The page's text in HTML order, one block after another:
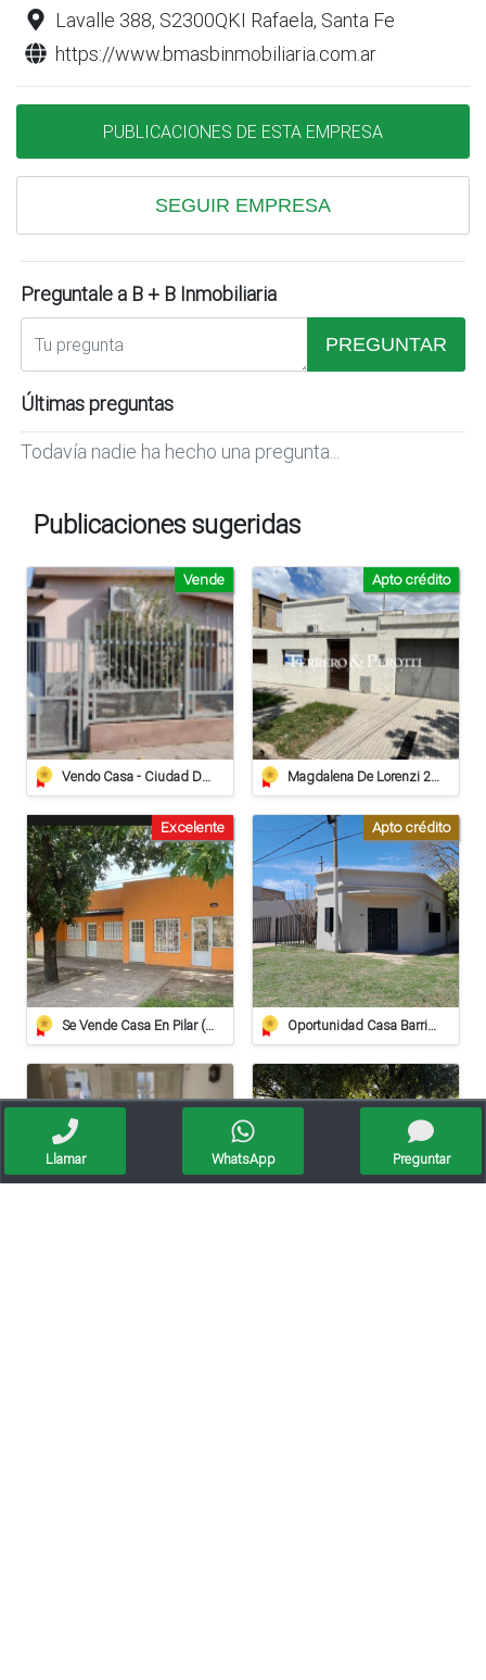
Lavalle 388, S2300QKI Rafaela, Santa Fe
https://www.bmasbinmobiliaria.com.ar
PUBLICACIONES DE ESTA EMPRESA
SEGUIR EMPRESA
Preguntale a B + B Inmobiliaria
PREGUNTAR
Últimas preguntas
Todavía nadie ha hecho una pregunta...
Publicaciones sugeridas
Vendo Casa - Ciudad De Sunchales
Vende
Magdalena De Lorenzi 223 - Venta
Apto crédito
Se Vende Casa En Pilar (apta Crédito Hipotecario)
Excelente
Oportunidad Casa Barrio Villa Del Parque - Crédito Hipotecario
Apto crédito
Llamar WhatsApp Preguntar